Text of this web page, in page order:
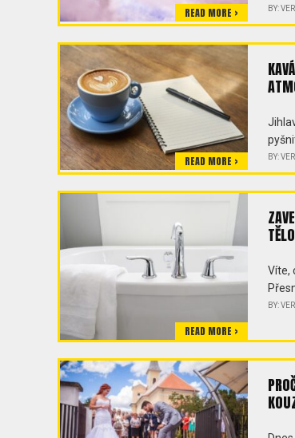
READ MORE > BY:
READ MORE > BY:
READ MORE >
Víte,
BY: